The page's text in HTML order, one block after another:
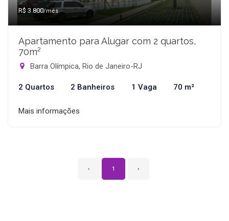
R$ 3.800/mês
Apartamento para Alugar com 2 quartos,
70m²
Barra Olímpica, Rio de Janeiro-RJ
2 Quartos 2 Banheiros 1 Vaga 70 m²
Mais informações
‹ 1 ›